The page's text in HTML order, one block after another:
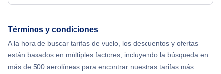
Flights from Nueva York to Hong Kong
Términos y condiciones
A la hora de buscar tarifas de vuelo, los descuentos y ofertas
están basados en múltiples factores, incluyendo la búsqueda en
más de 500 aerolíneas para encontrar nuestras tarifas más